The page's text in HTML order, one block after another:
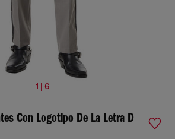
1 | 6
Con Logotipo De La Letra D